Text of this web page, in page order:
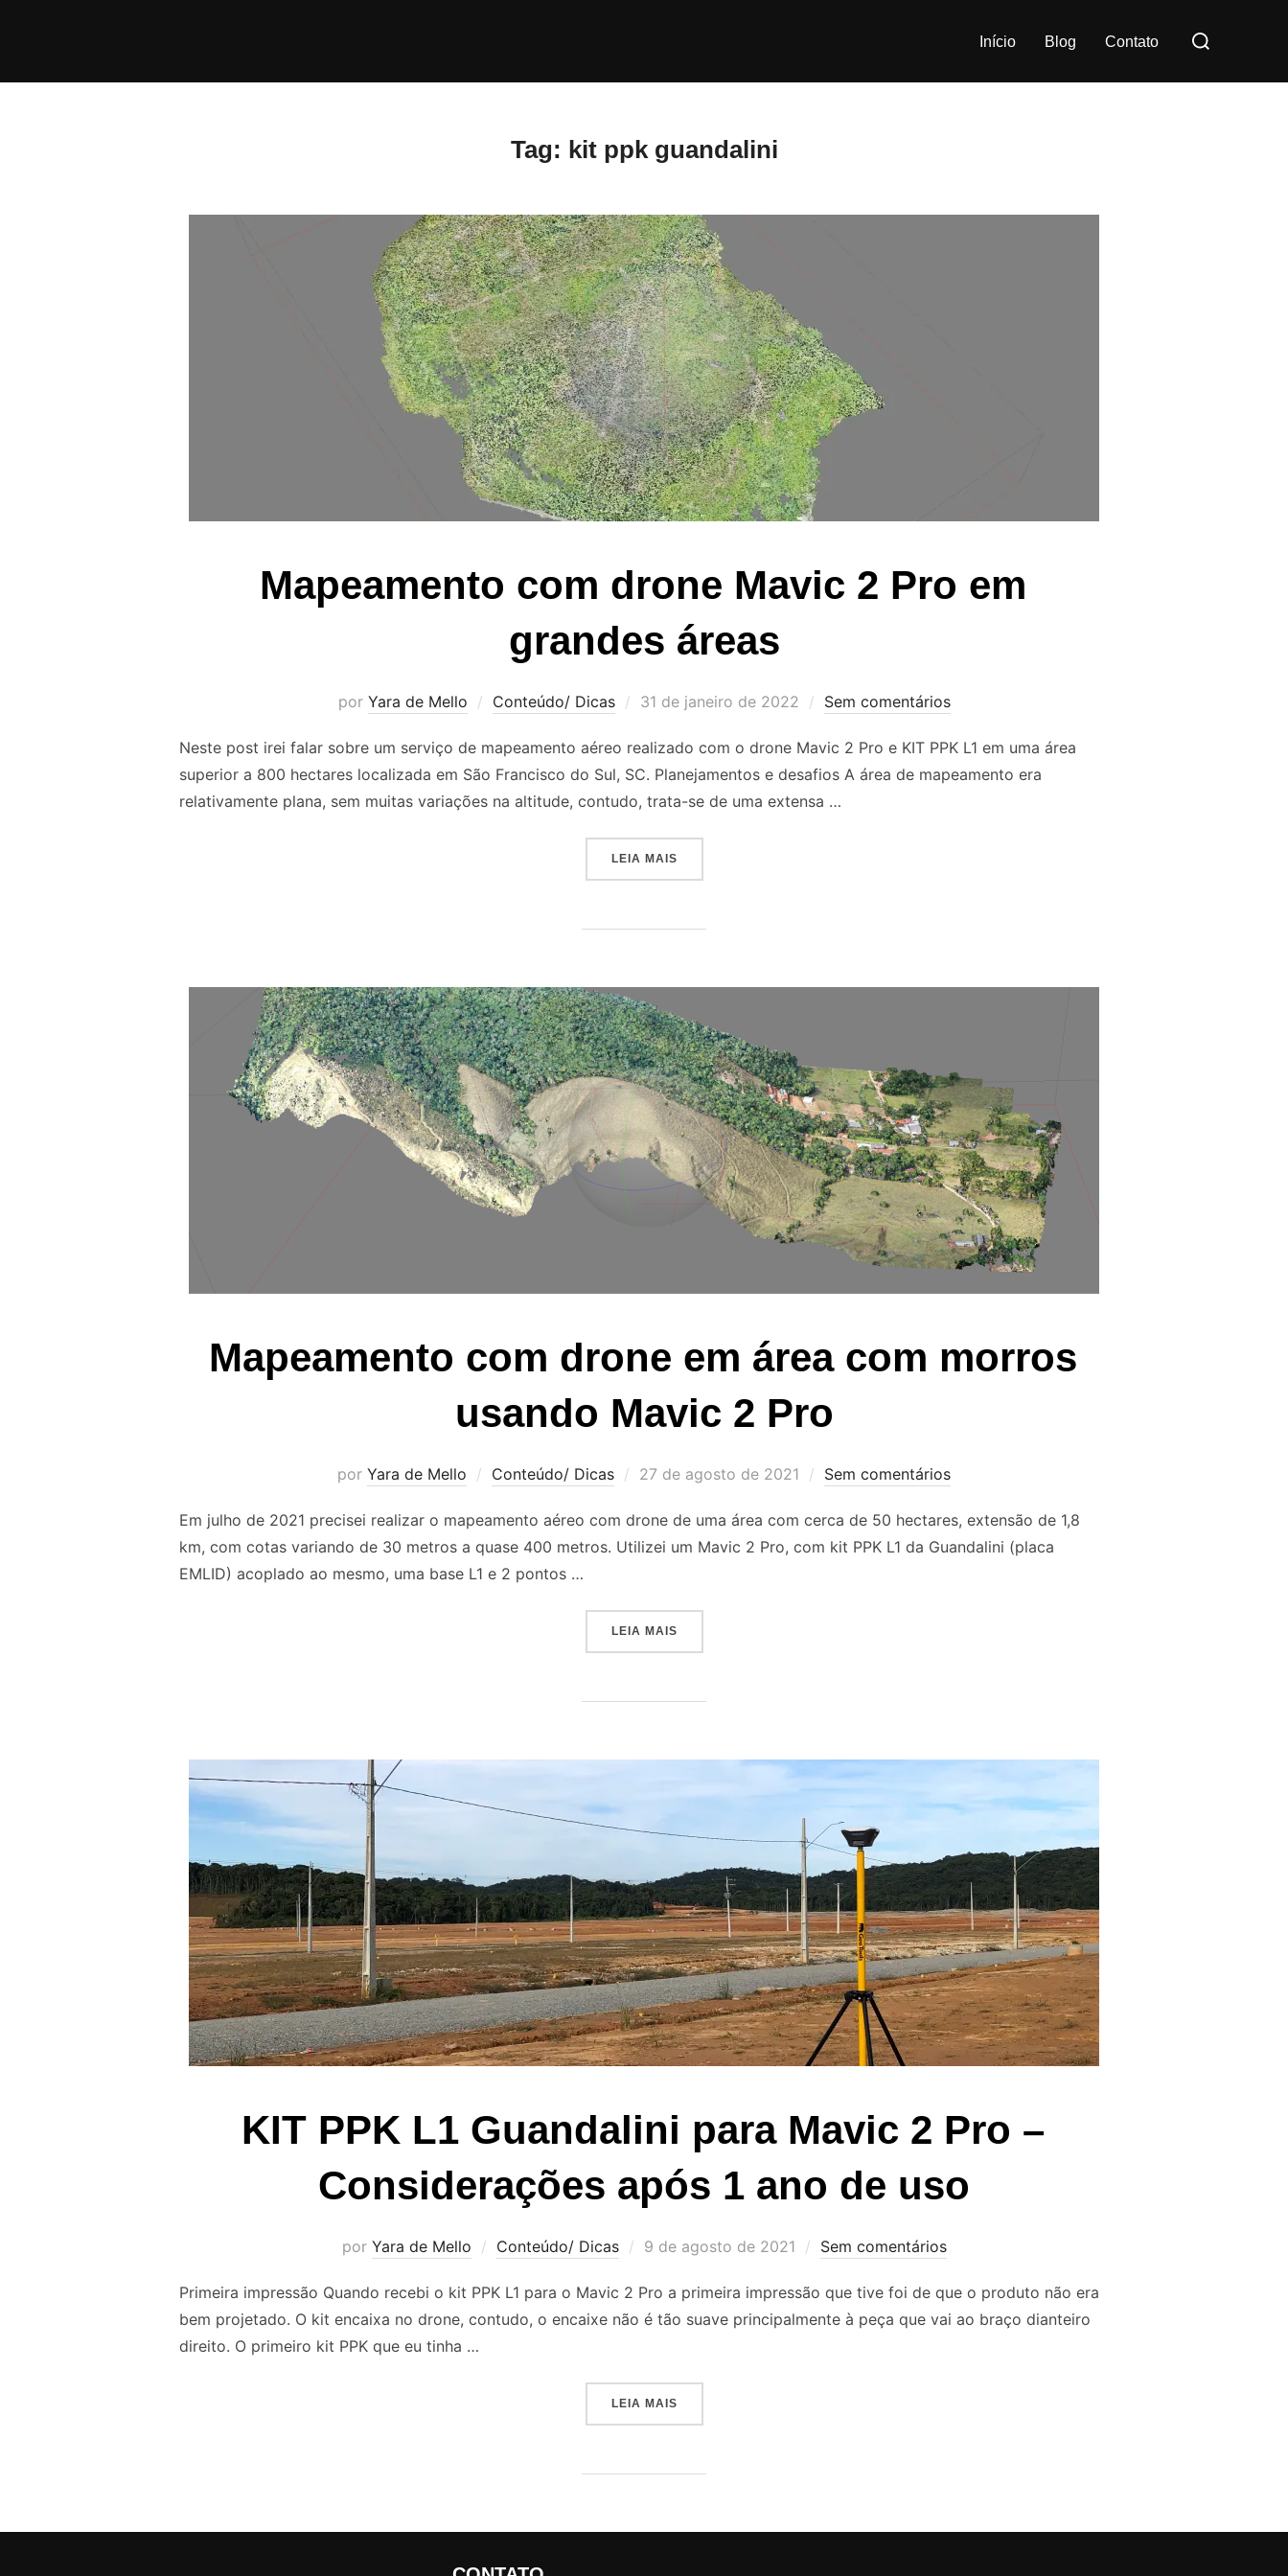
Início Blog Contato
Tag: kit ppk guandalini
Mapeamento com drone Mavic 2 Pro em
grandes áreas
por Yara de Mello Conteúdo/ Dicas 31 de janeiro de 2022 Sem comentários
Neste post irei falar sobre um serviço de mapeamento aéreo realizado com o drone Mavic 2 Pro e KIT PPK L1 em uma área
superior a 800 hectares localizada em São Francisco do Sul, SC. Planejamentos e desafios A área de mapeamento era
relativamente plana, sem muitas variações na altitude, contudo, trata-se de uma extensa …
LEIA MAIS
Mapeamento com drone em área com morros
usando Mavic 2 Pro
por Yara de Mello Conteúdo/ Dicas 27 de agosto de 2021 Sem comentários
Em julho de 2021 precisei realizar o mapeamento aéreo com drone de uma área com cerca de 50 hectares, extensão de 1,8
km, com cotas variando de 30 metros a quase 400 metros. Utilizei um Mavic 2 Pro, com kit PPK L1 da Guandalini (placa
EMLID) acoplado ao mesmo, uma base L1 e 2 pontos …
LEIA MAIS
KIT PPK L1 Guandalini para Mavic 2 Pro –
Considerações após 1 ano de uso
por Yara de Mello Conteúdo/ Dicas 9 de agosto de 2021 Sem comentários
Primeira impressão Quando recebi o kit PPK L1 para o Mavic 2 Pro a primeira impressão que tive foi de que o produto não era
bem projetado. O kit encaixa no drone, contudo, o encaixe não é tão suave principalmente à peça que vai ao braço dianteiro
direito. O primeiro kit PPK que eu tinha …
LEIA MAIS